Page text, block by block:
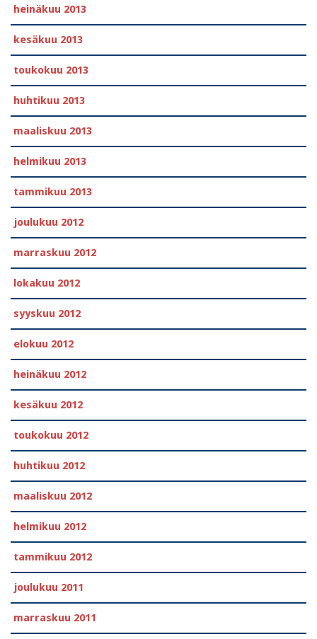
heinäkuu 2013
kesäkuu 2013
toukokuu 2013
huhtikuu 2013
maaliskuu 2013
helmikuu 2013
tammikuu 2013
joulukuu 2012
marraskuu 2012
lokakuu 2012
syyskuu 2012
elokuu 2012
heinäkuu 2012
kesäkuu 2012
toukokuu 2012
huhtikuu 2012
maaliskuu 2012
helmikuu 2012
tammikuu 2012
joulukuu 2011
marraskuu 2011